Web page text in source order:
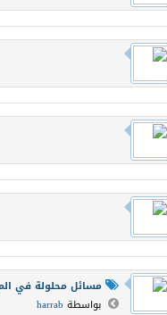
مسائل محلولة في
بواسطة harrab